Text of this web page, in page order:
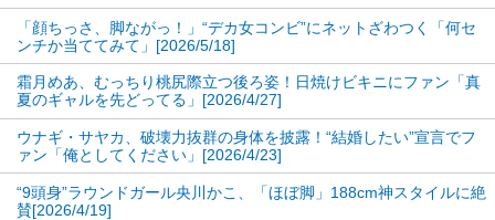
「顔ちっさ、脚ながっ！」“デカ女コンビ”にネットざわつく「何セ
ンチか当ててみて」[2026/5/18]
霜月めあ、むっちり桃尻際立つ後ろ姿！日焼けビキニにファン「真
夏のギャルを先どってる」[2026/4/27]
ウナギ・サヤカ、破壊力抜群の身体を披露！“結婚したい”宣言でフ
ァン「俺としてください」[2026/4/23]
“9頭身”ラウンドガール央川かこ、「ほぼ脚」188cm神スタイルに絶
賛[2026/4/19]